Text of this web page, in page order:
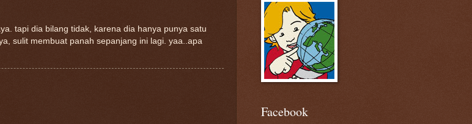
tapi dia bilang tidak, karena dia hanya punya satu
sulit membuat panah sepanjang ini lagi. yaa..apa
Facebook